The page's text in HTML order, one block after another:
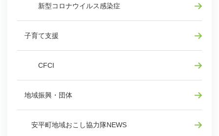
新型コロナウイルス感染症
子育て支援
CFCI
地域振興・団体
安平町地域おこし協力隊NEWS